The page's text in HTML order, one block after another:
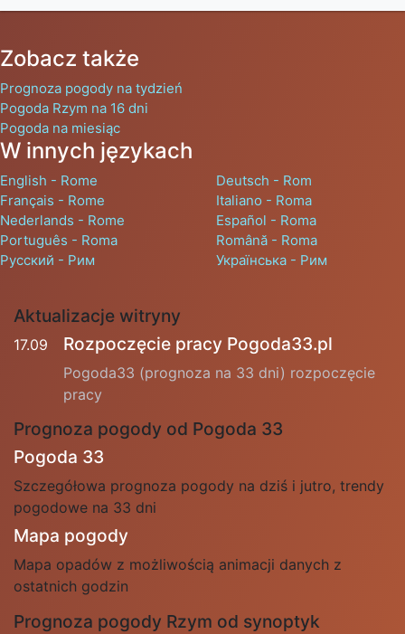
Zobacz także
Prognoza pogody na tydzień
Pogoda Rzym na 16 dni
Pogoda na miesiąc
W innych językach
English - Rome
Deutsch - Rom
Français - Rome
Italiano - Roma
Nederlands - Rome
Español - Roma
Português - Roma
Română - Roma
Русский - Рим
Українська - Рим
Aktualizacje witryny
17.09 Rozpoczęcie pracy Pogoda33.pl
Pogoda33 (prognoza na 33 dni) rozpoczęcie
pracy
Prognoza pogody od Pogoda 33
Pogoda 33
Szczegółowa prognoza pogody na dziś i jutro, trendy
pogodowe na 33 dni
Mapa pogody
Mapa opadów z możliwością animacji danych z
ostatnich godzin
Prognoza pogody Rzym od synoptyk